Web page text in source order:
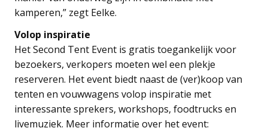
kamperen,” zegt Eelke.
Volop inspiratie
Het Second Tent Event is gratis toegankelijk voor
bezoekers, verkopers moeten wel een plekje
reserveren. Het event biedt naast de (ver)koop van
tenten en vouwwagens volop inspiratie met
interessante sprekers, workshops, foodtrucks en
livemuziek. Meer informatie over het event: